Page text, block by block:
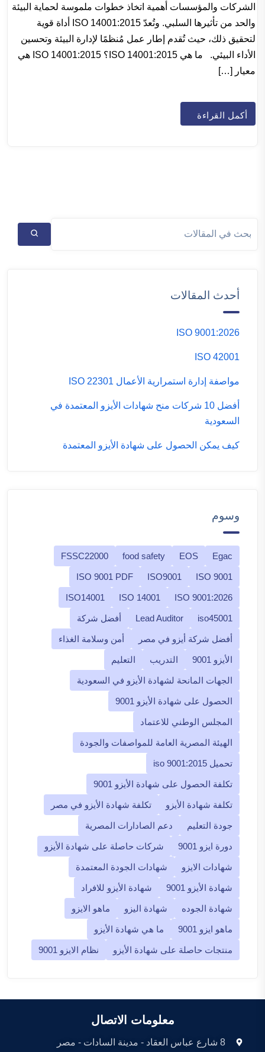
الشركات والمؤسسات أهمية اتخاذ خطوات ملموسة لحماية البيئة
والحد من تأثيرها السلبي. وتُعدّ ISO 14001:2015 أداة قوية
لتحقيق ذلك، حيث تُقدم إطار عمل مُنظمًا لإدارة البيئة وتحسين
الأداء البيئي. ما هي ISO 14001:2015؟ ISO 14001:2015 هي
معيار […]
أكمل القراءة
أحدث المقالات
ISO 9001:2026
ISO 42001
مواصفة إدارة استمرارية الأعمال ISO 22301
أفضل 10 شركات منح شهادات الأيزو المعتمدة في
السعودية
كيف يمكن الحصول على شهادة الأيزو المعتمدة
وسوم
Egac
EOS
food safety
FSSC22000
ISO 9001
ISO9001
ISO 9001 PDF
ISO 9001:2026
ISO 14001
ISO14001
iso45001
Lead Auditor أفضل شركة
أفضل شركة أيزو في مصر أمن وسلامة الغذاء
الأيزو 9001 التدريب التعليم
الجهات المانحة لشهادة الأيزو في السعودية
الحصول على شهادة الأيزو 9001
المجلس الوطني للاعتماد
الهيئة المصرية العامة للمواصفات والجودة
تحميل iso 9001:2015
تكلفة الحصول على شهادة الأيزو 9001
تكلفة شهادة الأيزو تكلفة شهادة الأيزو في مصر
جودة التعليم دعم الصادارات المصرية
دورة ايزو 9001 شركات حاصلة على شهادة الأيزو
شهادات الايزو شهادات الجودة المعتمدة
شهادة الأيزو 9001 شهادة الأيزو للافراد
شهادة الجوده شهادة اليزو ماهو الايزو
ماهو ايزو 9001 ما هي شهادة الأيزو
منتجات حاصلة على شهادة الأيزو نظام الايزو 9001
معلومات الاتصال
8 شارع عباس العقاد - مدينة السادات - مصر